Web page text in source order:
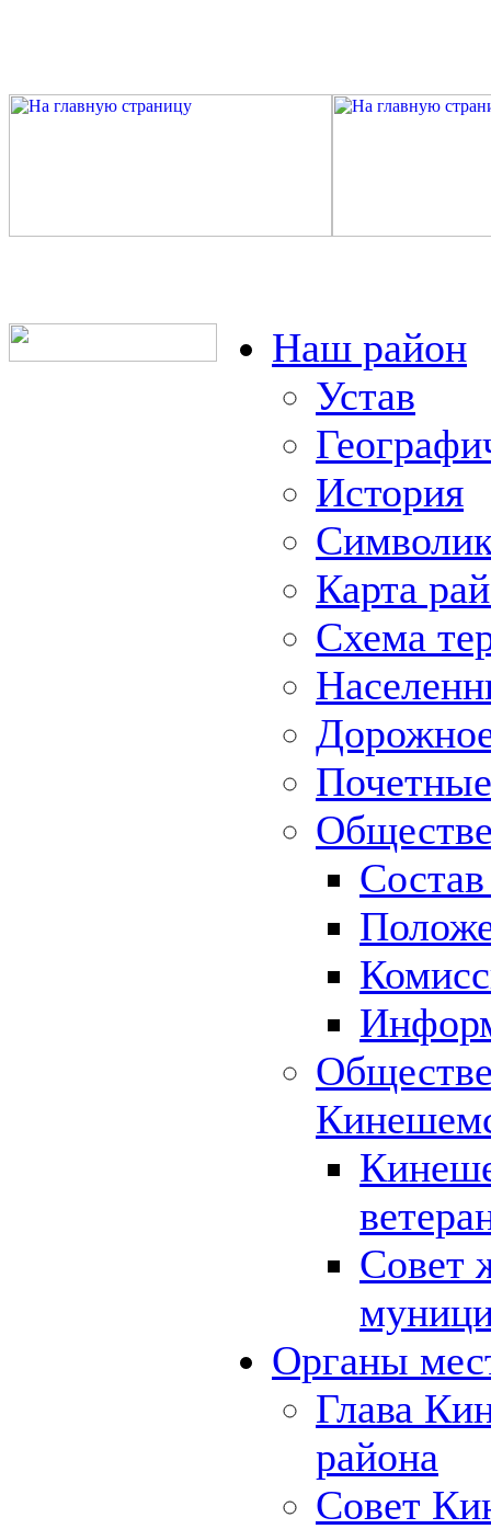
Наш район
Устав
История
Карта
Схема
Совет
Органы
Глава
района
Совет